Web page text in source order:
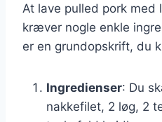
At lave pulled pork med
kræver nogle enkle
er en grundopskrift, du
Ingredienser: Du
nakkefilet, 2 løg, 2